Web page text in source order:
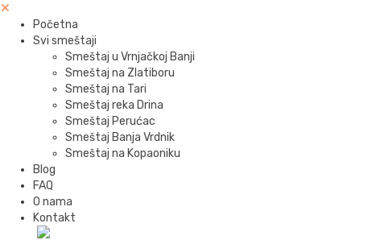
Početna
Svi smeštaji
Smeštaj u Vrnjačkoj Banji
Smeštaj na Zlatiboru
Smeštaj na Tari
Smeštaj reka Drina
Smeštaj Perućac
Smeštaj Banja Vrdnik
Smeštaj na Kopaoniku
Blog
FAQ
O nama
Kontakt